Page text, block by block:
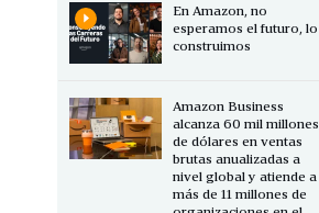
En Amazon, no
esperamos el futuro, lo
construimos
Amazon Business
alcanza 60 mil millones
de dólares en ventas
brutas anualizadas a
nivel global y atiende a
más de 11 millones de